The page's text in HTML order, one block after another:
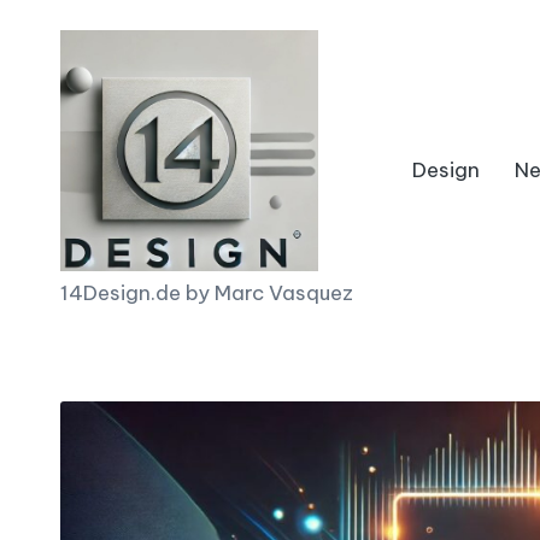
1
D
14Design.de by Marc Vasquez
Design